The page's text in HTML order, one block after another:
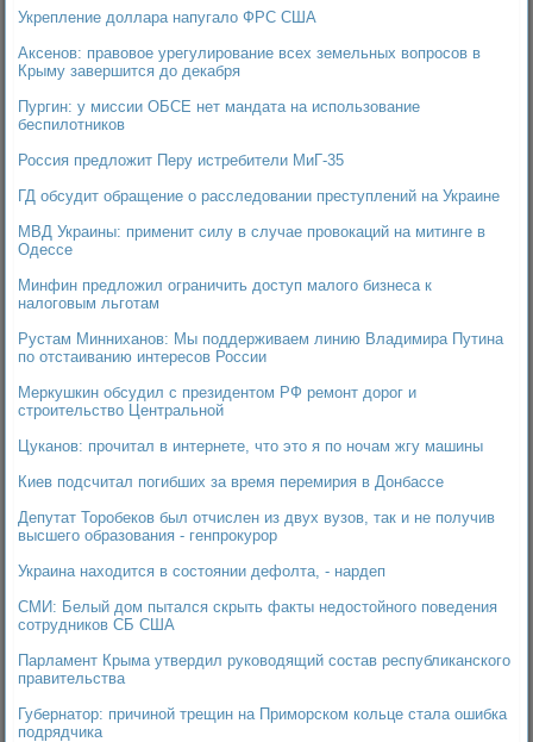
Укрепление доллара напугало ФРС США
Аксенов: правовое урегулирование всех земельных вопросов в
Крыму завершится до декабря
Пургин: у миссии ОБСЕ нет мандата на использование
беспилотников
Россия предложит Перу истребители МиГ-35
ГД обсудит обращение о расследовании преступлений на Украине
МВД Украины: применит силу в случае провокаций на митинге в
Одессе
Минфин предложил ограничить доступ малого бизнеса к
налоговым льготам
Рустам Минниханов: Мы поддерживаем линию Владимира Путина
по отстаиванию интересов России
Меркушкин обсудил с президентом РФ ремонт дорог и
строительство Центральной
Цуканов: прочитал в интернете, что это я по ночам жгу машины
Киев подсчитал погибших за время перемирия в Донбассе
Депутат Торобеков был отчислен из двух вузов, так и не получив
высшего образования - генпрокурор
Украина находится в состоянии дефолта, - нардеп
СМИ: Белый дом пытался скрыть факты недостойного поведения
сотрудников СБ США
Парламент Крыма утвердил руководящий состав республиканского
правительства
Губернатор: причиной трещин на Приморском кольце стала ошибка
подрядчика